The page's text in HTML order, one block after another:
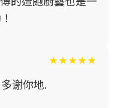
★★★★★
谢你地.